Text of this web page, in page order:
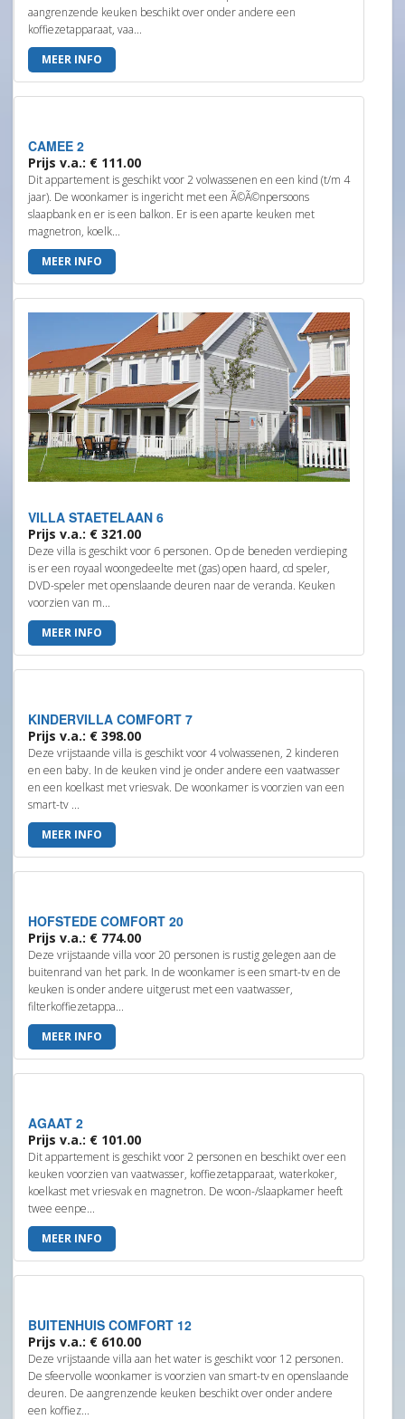
aangrenzende keuken beschikt over onder andere een
koffiezetapparaat, vaa...
MEER INFO
CAMEE 2
Prijs v.a.: € 111.00
Dit appartement is geschikt voor 2 volwassenen en een kind (t/m 4
jaar). De woonkamer is ingericht met een Ã©Ã©npersoons
slaapbank en er is een balkon. Er is een aparte keuken met
magnetron, koelk...
MEER INFO
VILLA STAETELAAN 6
Prijs v.a.: € 321.00
Deze villa is geschikt voor 6 personen. Op de beneden verdieping
is er een royaal woongedeelte met (gas) open haard, cd speler,
DVD-speler met openslaande deuren naar de veranda. Keuken
voorzien van m...
MEER INFO
KINDERVILLA COMFORT 7
Prijs v.a.: € 398.00
Deze vrijstaande villa is geschikt voor 4 volwassenen, 2 kinderen
en een baby. In de keuken vind je onder andere een vaatwasser
en een koelkast met vriesvak. De woonkamer is voorzien van een
smart-tv ...
MEER INFO
HOFSTEDE COMFORT 20
Prijs v.a.: € 774.00
Deze vrijstaande villa voor 20 personen is rustig gelegen aan de
buitenrand van het park. In de woonkamer is een smart-tv en de
keuken is onder andere uitgerust met een vaatwasser,
filterkoffiezetappa...
MEER INFO
AGAAT 2
Prijs v.a.: € 101.00
Dit appartement is geschikt voor 2 personen en beschikt over een
keuken voorzien van vaatwasser, koffiezetapparaat, waterkoker,
koelkast met vriesvak en magnetron. De woon-/slaapkamer heeft
twee eenpe...
MEER INFO
BUITENHUIS COMFORT 12
Prijs v.a.: € 610.00
Deze vrijstaande villa aan het water is geschikt voor 12 personen.
De sfeervolle woonkamer is voorzien van smart-tv en openslaande
deuren. De aangrenzende keuken beschikt over onder andere
een koffiez...